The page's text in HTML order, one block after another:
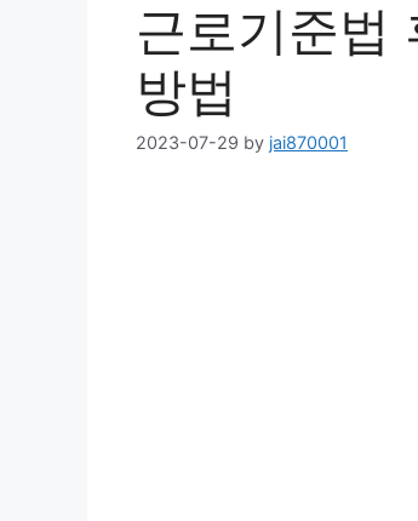
근로기준법
방법
2023-07-29 by jai870001